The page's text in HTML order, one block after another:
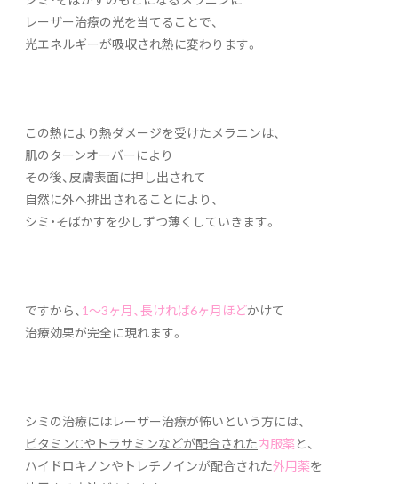
レーザー治療の光を当てることで、
光エネルギーが吸収され熱に変わります。
この熱により熱ダメージを受けたメラニンは、
肌のターンオーバーにより
その後、皮膚表面に押し出されて
自然に外へ排出されることにより、
シミ・そばかすを少しずつ薄くしていきます。
ですから、 1～3ヶ月、長ければ6ヶ月ほどかけて
治療効果が完全に現れます。
シミの治療にはレーザー治療が怖いという方には、
ビタミンCやトラサミンなどが配合された内服薬 と、
ハイドロキノンやトレチノインが配合された外用薬を